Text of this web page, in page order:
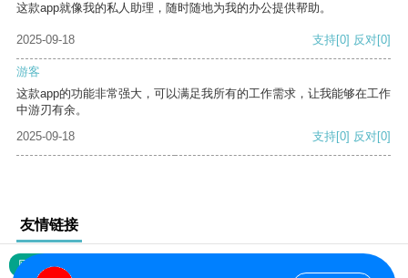
这款app就像我的私人助理，随时随地为我的办公提供帮助。
2025-09-18 支持[0] 反对[0]
游客
这款app的功能非常强大，可以满足我所有的工作需求，让我能够在工作
中游刃有余。
2025-09-18
支持[0] 反对[0]
友情链接
网站地图